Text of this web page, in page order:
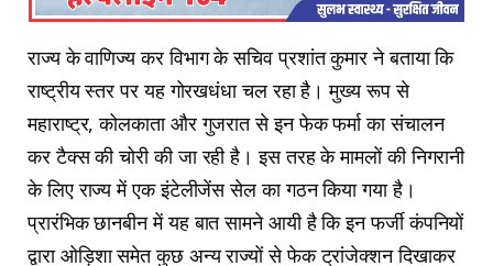
राज्य के वाणिज्य कर विभाग के सचिव प्रशांत कुमार ने बताया कि
राष्ट्रीय स्तर पर यह गोरखधंधा चल रहा है। मुख्य रूप से
महाराष्ट्र, कोलकाता और गुजरात से इन फेक फर्मा का संचालन
कर टैक्स की चोरी की जा रही है। इस तरह के मामलों की निगरानी
के लिए राज्य में एक इंटेलीजेंस सेल का गठन किया गया है।
प्रारंभिक छानबीन में यह बात सामने आयी है कि इन फर्जी कंपनियों
द्वारा ओड़िशा समेत कुछ अन्य राज्यों से फेक ट्रांजेक्शन दिखाकर